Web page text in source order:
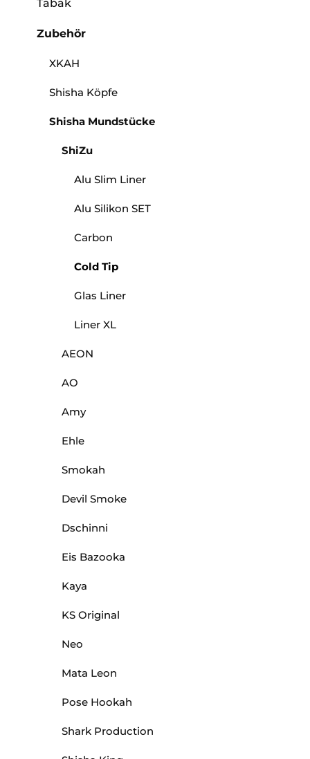
Tabak
Zubehör
XKAH
Shisha Köpfe
Shisha Mundstücke
ShiZu
Alu Slim Liner
Alu Silikon SET
Carbon
Cold Tip
Glas Liner
Liner XL
AEON
AO
Amy
Ehle
Smokah
Devil Smoke
Dschinni
Eis Bazooka
Kaya
KS Original
Neo
Mata Leon
Pose Hookah
Shark Production